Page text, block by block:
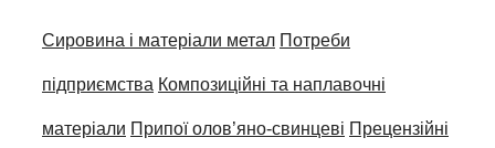
Сировина і матеріали метал Потреби
підприємства Композиційні та наплавочні
матеріали Припої олов’яно-свинцеві Прецензійні